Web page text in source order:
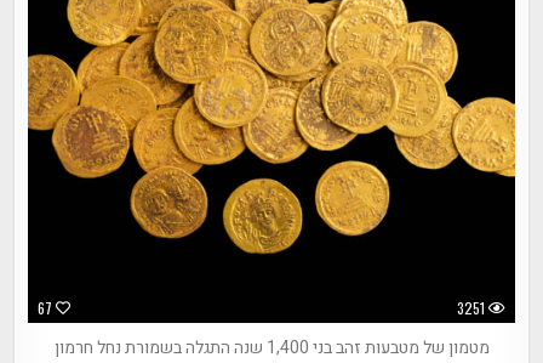
67 3251
מטמון של מטבעות זהב בני 1,400 שנה התגלה בשמורת נחל חרמון